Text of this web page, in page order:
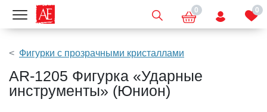
Показать меню 0 0
Фигурки с прозрачными кристаллами
AR-1205 Фигурка «Ударные
инструменты» (Юнион)